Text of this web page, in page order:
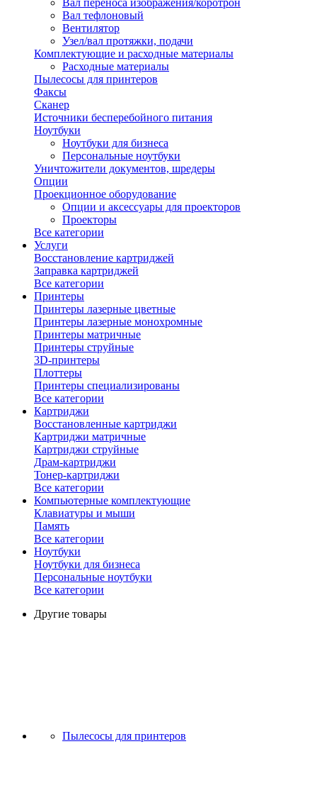
Вал тефлоновый
Вентилятор
Узел/вал протяжки, подачи
Комплектующие и расходные материалы
Расходные материалы
Пылесосы для принтеров
Факсы
Сканер
Источники бесперебойного питания
Ноутбуки
Ноутбуки для бизнеса
Персональные ноутбуки
Уничтожители документов, шредеры
Опции
Проекционное оборудование
Опции и аксессуары для проекторов
Проекторы
Все категории
Услуги
Восстановление картриджей
Заправка картриджей
Все категории
Принтеры
Принтеры лазерные цветные
Принтеры лазерные монохромные
Принтеры матричные
Принтеры струйные
3D-принтеры
Плоттеры
Принтеры специализированы
Все категории
Картриджи
Восстановленные картриджи
Картриджи матричные
Картриджи струйные
Драм-картриджи
Тонер-картриджи
Все категории
Компьютерные комплектующие
Клавиатуры и мыши
Память
Все категории
Ноутбуки
Ноутбуки для бизнеса
Персональные ноутбуки
Все категории
Другие товары
Пылесосы для принтеров